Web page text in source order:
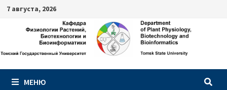
Перейти
содержимому
7 августа, 2026
МЕНЮ